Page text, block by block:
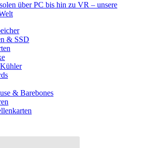
über PC bis hin zu VR – unsere
& SSD
& Barebones